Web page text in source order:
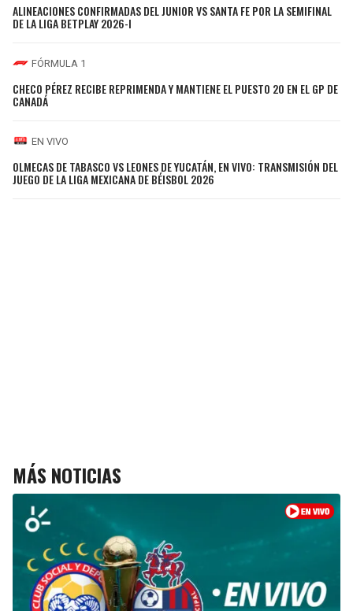
ALINEACIONES CONFIRMADAS DEL JUNIOR VS SANTA FE POR LA SEMIFINAL
DE LA LIGA BETPLAY 2026-I
FÓRMULA 1
CHECO PÉREZ RECIBE REPRIMENDA Y MANTIENE EL PUESTO 20 EN EL GP DE
CANADÁ
EN VIVO
OLMECAS DE TABASCO VS LEONES DE YUCATÁN, EN VIVO: TRANSMISIÓN DEL
JUEGO DE LA LIGA MEXICANA DE BÉISBOL 2026
MÁS NOTICIAS